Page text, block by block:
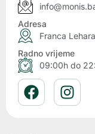
Adresa
Franca
Radno vrijeme
09:00h do